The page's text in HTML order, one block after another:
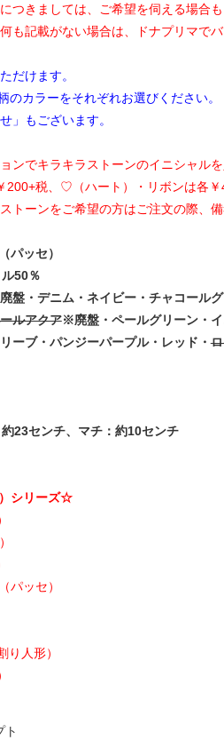
つきましては、ご希望を伺える場合
も記載がない場合は、ドナプリマで
だけます。
のカラーをそれぞれお選びください。
」もございます。
ンでキラキラストーンのイニシャル
200+税、♡（ハート）・リボンは各￥
トーンをご希望の方はご注文の際、
パッセ）
50％
盤・デニム・ネイビー・チャコール
ルアクア※廃盤・ペールグリーン・
ーブ・パンジーパープル・レッド・
23センチ、マチ：約10センチ
シリーズ☆
パッセ）
り人形）